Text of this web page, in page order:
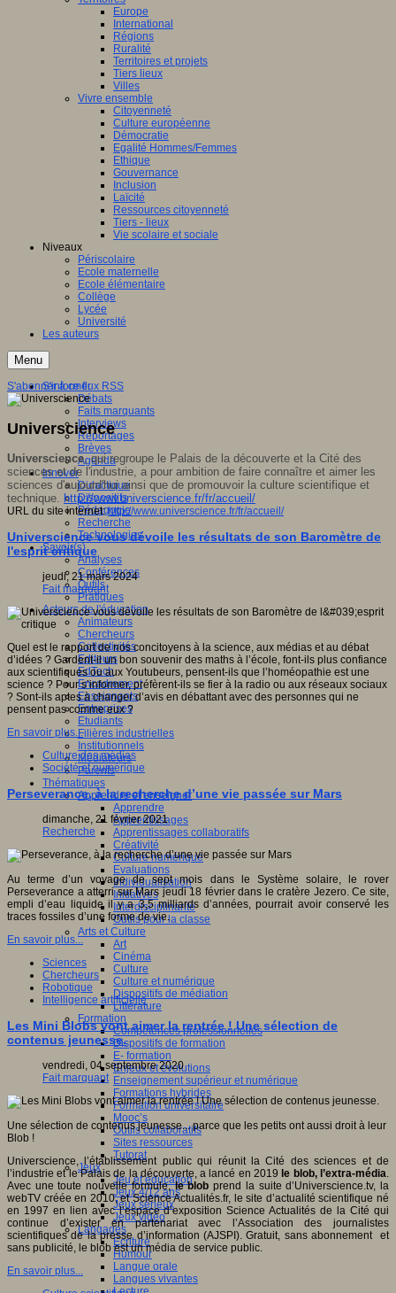
Europe
International
Régions
Ruralité
Territoires et projets
Tiers lieux
Villes
Vivre ensemble
Citoyenneté
Culture européenne
Démocratie
Egalité Hommes/Femmes
Ethique
Gouvernance
Inclusion
Laïcité
Ressources citoyenneté
Tiers - lieux
Vie scolaire et sociale
Niveaux
Périscolaire
Ecole maternelle
Ecole élémentaire
Collège
Lycée
Université
Les auteurs
Menu
S'informer
Débats
Faits marquants
Interviews
Reportages
Brèves
Agenda
Innover
Didactique
Dispositifs
Pédagogie
Recherche
Technologies
Savoir(s)
Analyses
Conférences
Outils
Pratiques
Acteurs de l'éducation
Animateurs
Chercheurs
Collectivités
Editeurs
EdTech
Encadrement
Enseignants
Entreprises
Etudiants
Filières industrielles
Institutionnels
Médiateurs
Parents
Thématiques
Apprendre et enseigner
Apprendre
Apprentissages
Apprentissages collaboratifs
Créativité
Culture numérique
Evaluations
Individualisation
Initiatives
Interdisciplinarité
Outils pour la classe
Arts et Culture
Art
Cinéma
Culture
Culture et numérique
Dispositifs de médiation
Littérature
Formation
Compétences professionnelles
Dispositifs de formation
E- formation
Enjeux et évolutions
Enseignement supérieur et numérique
Formations hybrides
Formation universitaire
Mooc’s
Outils collaboratifs
Sites ressources
Tutorat
Jeux
Jeu et éducation
Jeux 4/12 ans
Jeux sérieux
Jeux vidéo
Langages
Ecriture
Humour
Langue orale
Langues vivantes
S'abonner à ce flux RSS
Universcience
Universcience, qui regroupe le Palais de la découverte et la Cité des
sciences et de l'industrie, a pour ambition de faire connaître et aimer les
sciences d'aujourd'hui ainsi que de promouvoir la culture scientifique et
technique.
http://www.universcience.fr/fr/accueil/
URL du site internet:http://www.universcience.fr/fr/accueil/
Universcience vous dévoile les résultats de son Baromètre de
l'esprit critique
jeudi, 21 mars 2024
Fait marquant
Quel est le rapport de nos concitoyens à la science, aux médias et au débat
d’idées ? Gardent-il un bon souvenir des maths à l’école, font-ils plus confiance
aux scientifiques ou aux Youtubeurs, pensent-ils que l’homéopathie est une
science ? Pour s’informer, préfèrent-ils se fier à la radio ou aux réseaux sociaux
? Sont-ils aptes à changer d’avis en débattant avec des personnes qui ne
pensent pas comme eux ?
En savoir plus...
Culture des médias
Société et numérique
Perseverance, à la recherche d’une vie passée sur Mars
dimanche, 21 février 2021
Recherche
Au terme d’un voyage de sept mois dans le Système solaire, le rover
Perseverance a atterri sur Mars jeudi 18 février dans le cratère Jezero. Ce site,
empli d’eau liquide il y a 3,5 milliards d’années, pourrait avoir conservé les
traces fossiles d’une forme de vie.
En savoir plus...
Sciences
Chercheurs
Robotique
Intelligence artificielle
Les Mini Blobs vont aimer la rentrée ! Une sélection de
contenus jeunesse.
vendredi, 04 septembre 2020
Fait marquant
Une sélection de contenus jeunesse... parce que les petits ont aussi droit à leur
Blob !
Universcience, l’établissement public qui réunit la Cité des sciences et de
l’industrie et le Palais de la découverte, a lancé en 2019 le blob, l’extra-média.
Avec une toute nouvelle formule,le blob prend la suite d’Universcience.tv, la
webTV créée en 2010, et Science Actualités.fr, le site d’actualité scientifique né
en 1997 en lien avec l’espace d’exposition Science Actualités de la Cité qui
continue d’exister en partenariat avec l’Association des journalistes
scientifiques de la presse d’information (AJSPI). Gratuit, sans abonnement et
sans publicité, le blob est un média de service public.
En savoir plus...